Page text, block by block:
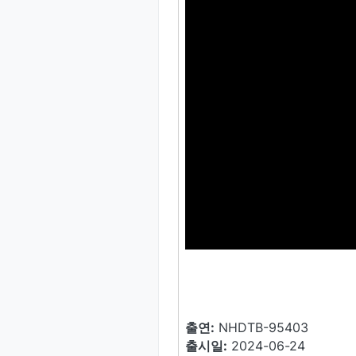
출연: NHDTB-95403
출시일: 2024-06-24